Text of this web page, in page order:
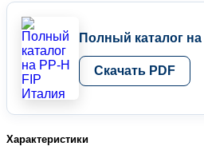
Полный каталог
Скачать PDF
Характеристики